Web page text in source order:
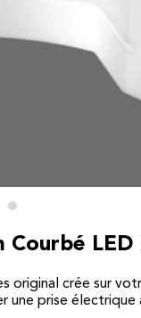
original crée sur
une prise